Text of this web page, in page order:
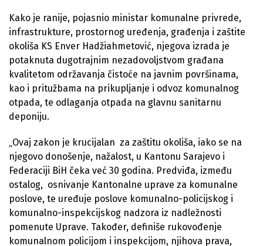
Kako je ranije, pojasnio ministar komunalne privrede,
infrastrukture, prostornog uređenja, građenja i zaštite
okoliša KS Enver Hadžiahmetović, njegova izrada je
potaknuta dugotrajnim nezadovoljstvom građana
kvalitetom održavanja čistoće na javnim površinama,
kao i pritužbama na prikupljanje i odvoz komunalnog
otpada, te odlaganja otpada na glavnu sanitarnu
deponiju.
„Ovaj zakon je krucijalan za zaštitu okoliša, iako se na
njegovo donošenje, nažalost, u Kantonu Sarajevo i
Federaciji BiH čeka već 30 godina. Predviđa, između
ostalog, osnivanje Kantonalne uprave za komunalne
poslove, te uređuje poslove komunalno-policijskog i
komunalno-inspekcijskog nadzora iz nadležnosti
pomenute Uprave. Također, definiše rukovođenje
komunalnom policijom i inspekcijom, njihova prava,